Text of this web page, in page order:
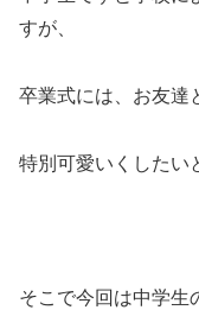
すが、
卒業式には、お友達
特別可愛いくしたい
そこで今回は中学生